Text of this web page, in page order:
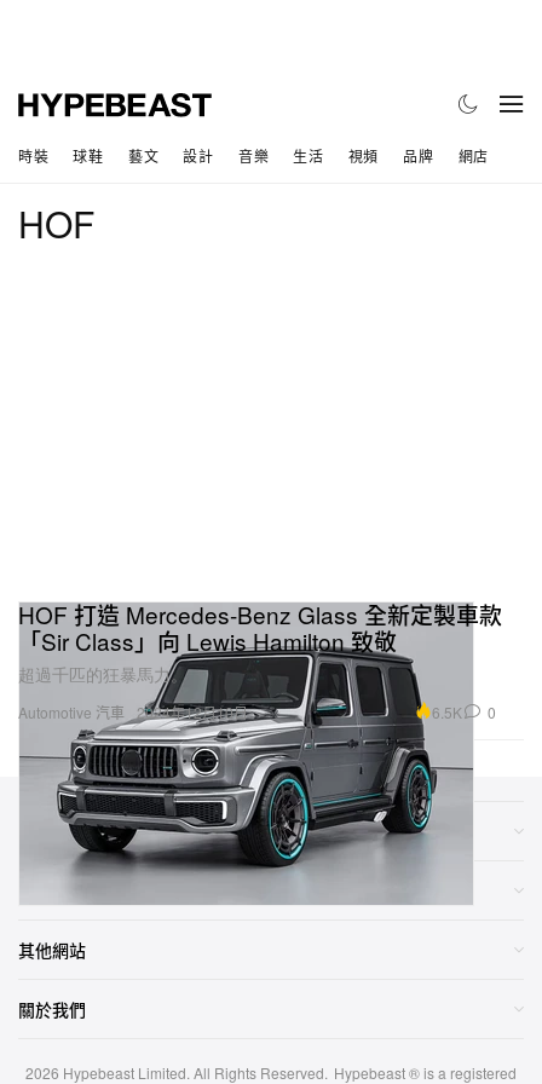
時裝 球鞋 藝文 設計 音樂 生活 視頻 品牌 網店
HOF
Automotive 汽車
HOF 打造 Mercedes-Benz Glass 全新定製車款
「Sir Class」向 Lewis Hamilton 致敬
超過千匹的狂暴馬力。
2024年12月10日 6.5K 0
其他網站
關於我們
2026 Hypebeast Limited. All Rights Reserved. Hypebeast ® is a registered